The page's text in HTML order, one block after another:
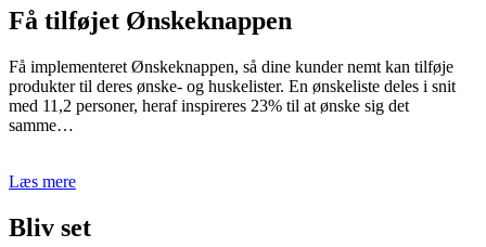
Få tilføjet Ønskeknappen
Få implementeret Ønskeknappen, så dine kunder nemt kan tilføje
produkter til deres ønske- og huskelister. En ønskeliste deles i snit
med 11,2 personer, heraf inspireres 23% til at ønske sig det
samme…
Læs mere
Bliv set